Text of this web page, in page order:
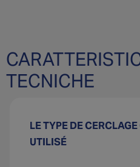
TECNICHE
LE TYPE DE
UTILISÉ